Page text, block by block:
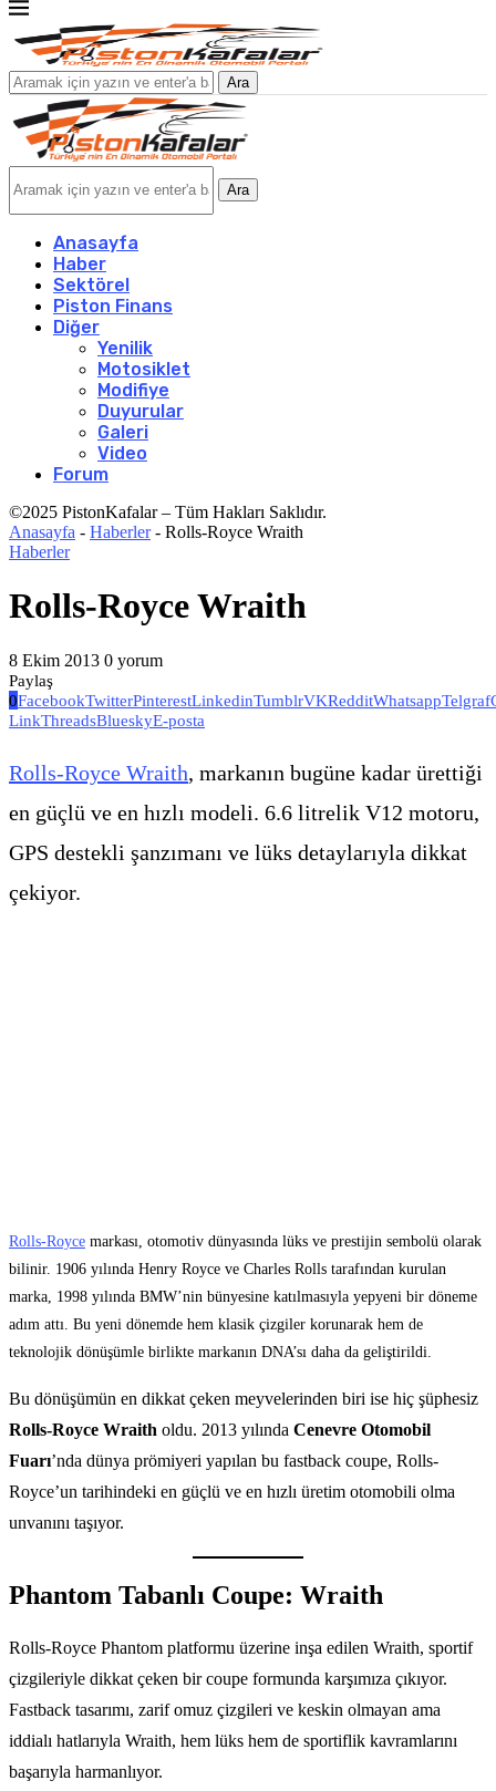
Ara
Ara
Anasayfa
Haber
Sektörel
Piston Finans
Diğer
Yenilik
Motosiklet
Modifiye
Duyurular
Galeri
Video
Forum
©2025 PistonKafalar – Tüm Hakları Saklıdır.
Anasayfa - Haberler- Rolls-Royce Wraith
Haberler
Rolls-Royce Wraith
8 Ekim 2013 0 yorum
Paylaş
0FacebookTwitterPinterestLinkedinTumblrVKRedditWhatsappTelgraf
LinkThreadsBlueskyE-posta
Rolls-Royce Wraith, markanın bugüne kadar ürettiği
en güçlü ve en hızlı modeli. 6.6 litrelik V12 motoru,
GPS destekli şanzımanı ve lüks detaylarıyla dikkat
çekiyor.
Rolls-Royce markası, otomotiv dünyasında lüks ve prestijin sembolü olarak
bilinir. 1906 yılında Henry Royce ve Charles Rolls tarafından kurulan
marka, 1998 yılında BMW’nin bünyesine katılmasıyla yepyeni bir döneme
adım attı. Bu yeni dönemde hem klasik çizgiler korunarak hem de
teknolojik dönüşümle birlikte markanın DNA’sı daha da geliştirildi.
Bu dönüşümün en dikkat çeken meyvelerinden biri ise hiç şüphesiz
Rolls-Royce Wraith oldu. 2013 yılında Cenevre Otomobil
Fuarı’nda dünya prömiyeri yapılan bu fastback coupe, Rolls-
Royce’un tarihindeki en güçlü ve en hızlı üretim otomobili olma
unvanını taşıyor.
Phantom Tabanlı Coupe: Wraith
Rolls-Royce Phantom platformu üzerine inşa edilen Wraith, sportif
çizgileriyle dikkat çeken bir coupe formunda karşımıza çıkıyor.
Fastback tasarımı, zarif omuz çizgileri ve keskin olmayan ama
iddialı hatlarıyla Wraith, hem lüks hem de sportiflik kavramlarını
başarıyla harmanlıyor.